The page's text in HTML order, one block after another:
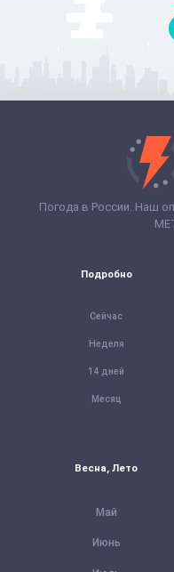
Погода в России. Наш
Подробно
Сейчас
Неделя
14 дней
Месяц
Весна, Лето
Май
Июнь